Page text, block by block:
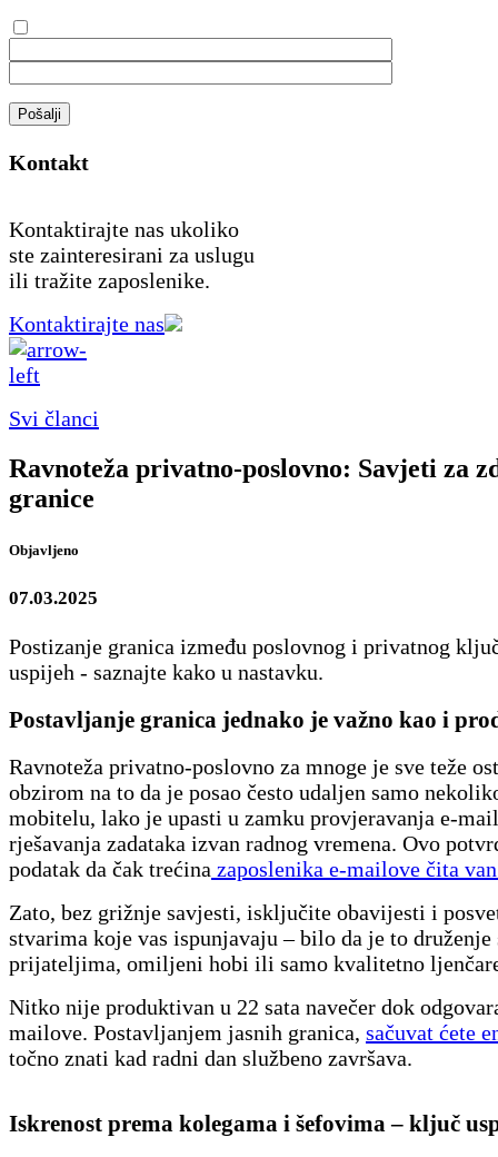
Pošalji
Kontakt
Kontaktirajte nas ukoliko
ste zainteresirani za uslugu
ili tražite zaposlenike.
Kontaktirajte nas
Svi članci
Ravnoteža privatno-poslovno: Savjeti za
granice
Objavljeno
07.03.2025
Postizanje granica između poslovnog i privatnog
uspijeh - saznajte kako u nastavku.
Postavljanje granica jednako je važno kao i
Ravnoteža privatno-poslovno za mnoge je sve teže
obzirom na to da je posao često udaljen samo
mobitelu, lako je upasti u zamku provjeravanja e-
rješavanja zadataka izvan radnog vremena. Ovo
podatak da čak trećina zaposlenika e-mailove čita
Zato, bez grižnje savjesti, isključite obavijesti i
stvarima koje vas ispunjavaju – bilo da je to
prijateljima, omiljeni hobi ili samo kvalitetno
Nitko nije produktivan u 22 sata navečer dok
mailove. Postavljanjem jasnih granica, sačuvat ćete
točno znati kad radni dan službeno završava.
Iskrenost prema kolegama i šefovima – ključ